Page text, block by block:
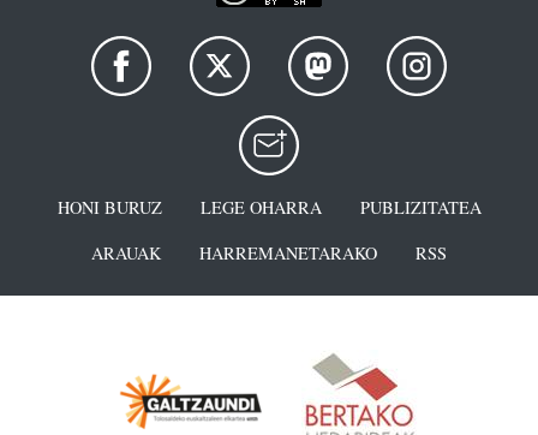
HONI BURUZ LEGE OHARRA
PUBLIZITATEA
ARAUAK
HARREMANETARAKO RSS